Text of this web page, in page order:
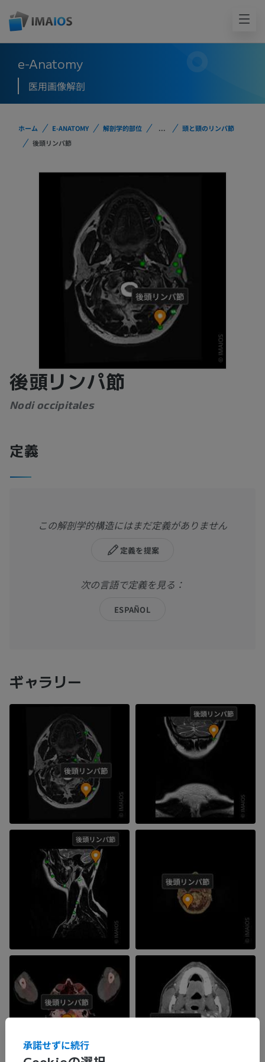
e-Anatomy
医用画像解剖
ホーム E-ANATOMY 解剖学的部位 ...
頭と頸のリンパ節
後頭リンパ節
後頭リンパ節
Nodi occipitales
定義
この解剖学的構造にはまだ定義がありません
定義を提案
次の言語で定義を見る：
ESPAÑOL
ギャラリー
承諾せずに続行